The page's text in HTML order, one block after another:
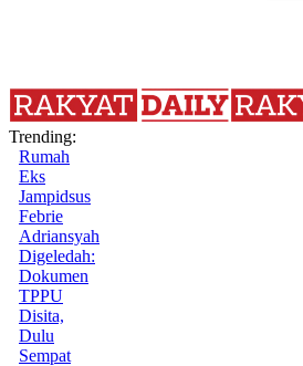
Trending:
Rumah
Eks
Jampidsus
Febrie
Adriansyah
Digeledah:
Dokumen
TPPU
Disita,
Dulu
Sempat